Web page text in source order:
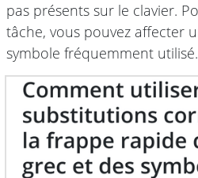
pas présents sur le clavier.
tâche, vous pouvez affecter
symbole fréquemment utilisé.